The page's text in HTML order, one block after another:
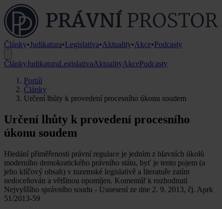
Články•Judikatura•Legislativa•Aktuality•Akce•Podcasty
ČlánkyJudikaturaLegislativaAktualityAkcePodcasty
Portál
Články
Určení lhůty k provedení procesního úkonu soudem
Určení lhůty k provedení procesního
úkonu soudem
Hledání přiměřenosti právní regulace je jedním z hlavních úkolů
moderního demokratického právního státu, byť je tento pojem (a
jeho klíčový obsah) v tuzemské legislativě a literatuře zatím
nedoceňován a většinou opomíjen. Komentář k rozhodnutí
Nejvyššího správního soudu - Usnesení ze dne 2. 9. 2013, čj. Aprk
51/2013-59